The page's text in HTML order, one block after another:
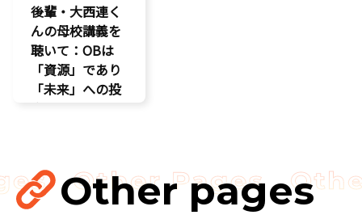
後輩・大西連く
んの母校講義を
聴いて：OBは
「資源」であり
「未来」への投
資だ
講演会
Other pages